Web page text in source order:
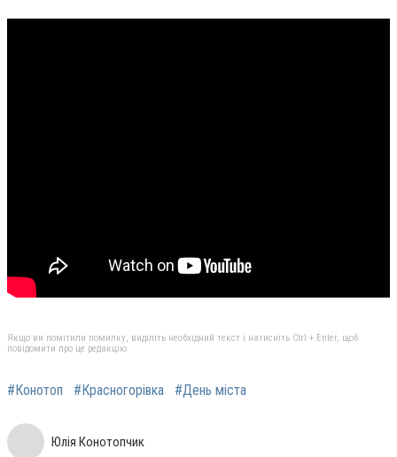
Якщо ви помітили помилку, виділіть необхідний текст і натисніть Ctrl + Enter, щоб
повідомити про це редакцію
#Конотоп #Красногорівка #День міста
Юлія Конотопчик